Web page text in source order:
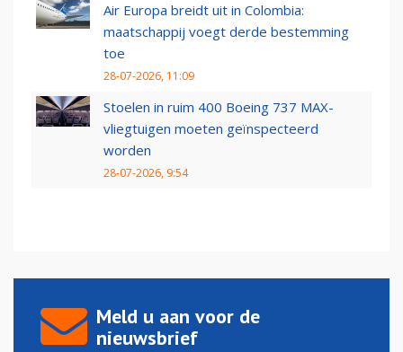
Air Europa breidt uit in Colombia:
maatschappij voegt derde bestemming
toe
28-07-2026, 11:09
Stoelen in ruim 400 Boeing 737 MAX-
vliegtuigen moeten geïnspecteerd
worden
28-07-2026, 9:54
Meld u aan voor de
nieuwsbrief